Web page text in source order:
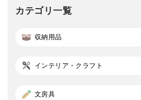
カテゴリ一覧
収納用品
インテリア・クラフト
文房具